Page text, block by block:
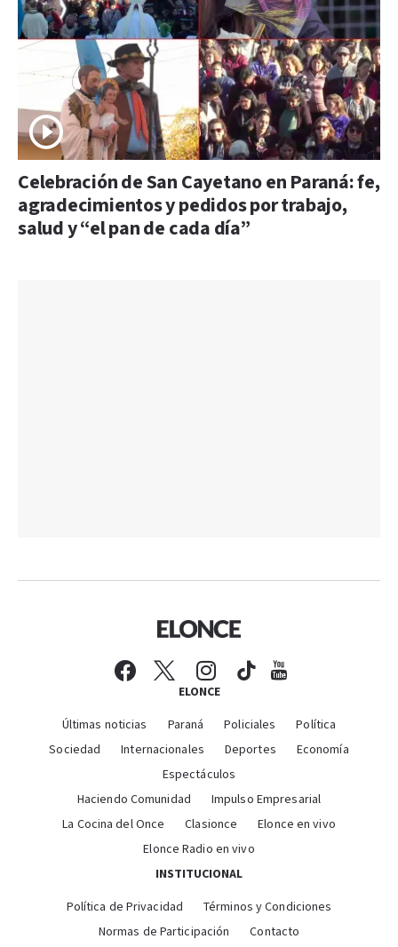
Celebración de San Cayetano en Paraná: fe,
agradecimientos y pedidos por trabajo,
salud y “el pan de cada día”
ELONCE
Últimas noticias Paraná Policiales
Política
Sociedad
Internacionales Deportes
Economía
Espectáculos
Haciendo Comunidad
Impulso Empresarial
La Cocina del Once
Clasionce
Elonce en vivo
Elonce Radio en vivo
INSTITUCIONAL
Política de Privacidad
Términos y Condiciones
Normas de Participación
Contacto